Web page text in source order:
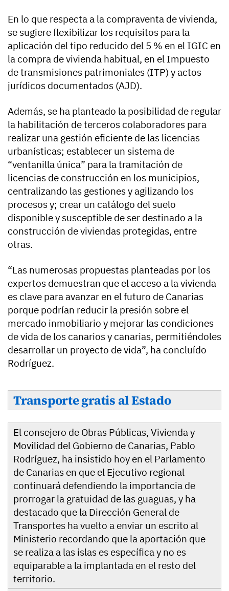
En lo que respecta a la compraventa de vivienda,
se sugiere flexibilizar los requisitos para la
aplicación del tipo reducido del 5 % en el IGIC en
la compra de vivienda habitual, en el Impuesto
de transmisiones patrimoniales (ITP) y actos
jurídicos documentados (AJD).
Además, se ha planteado la posibilidad de regular
la habilitación de terceros colaboradores para
realizar una gestión eficiente de las licencias
urbanísticas; establecer un sistema de
“ventanilla única” para la tramitación de
licencias de construcción en los municipios,
centralizando las gestiones y agilizando los
procesos y; crear un catálogo del suelo
disponible y susceptible de ser destinado a la
construcción de viviendas protegidas, entre
otras.
“Las numerosas propuestas planteadas por los
expertos demuestran que el acceso a la vivienda
es clave para avanzar en el futuro de Canarias
porque podrían reducir la presión sobre el
mercado inmobiliario y mejorar las condiciones
de vida de los canarios y canarias, permitiéndoles
desarrollar un proyecto de vida”, ha concluído
Rodríguez.
Transporte gratis al Estado
El consejero de Obras Públicas, Vivienda y
Movilidad del Gobierno de Canarias, Pablo
Rodríguez, ha insistido hoy en el Parlamento
de Canarias en que el Ejecutivo regional
continuará defendiendo la importancia de
prorrogar la gratuidad de las guaguas, y ha
destacado que la Dirección General de
Transportes ha vuelto a enviar un escrito al
Ministerio recordando que la aportación que
se realiza a las islas es específica y no es
equiparable a la implantada en el resto del
territorio.